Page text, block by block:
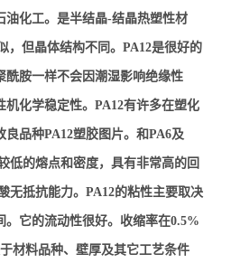
油化工。是半结晶-结晶热塑性材
，但晶体结构不同。PA12是很好的
酰胺一样不会因潮湿影响绝缘性
机化学稳定性。PA12有许多在塑化
品种PA12塑胶图片。和PA6及
低的熔点和密度，具有非常高的回
无抵抗能力。PA12的粘性主要取决
。它的流动性很好。收缩率在0.5%
材料品种、壁厚及其它工艺条件